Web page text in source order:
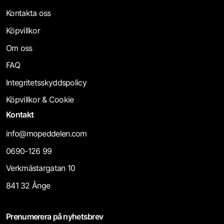
Kontakta oss
Köpvillkor
Om oss
FAQ
Integritetsskyddspolicy
Köpvillkor & Cookie
Kontakt
info@mopeddelen.com
0690-126 99
Verkmästargatan 10
841 32 Ånge
Prenumerera på nyhetsbrev